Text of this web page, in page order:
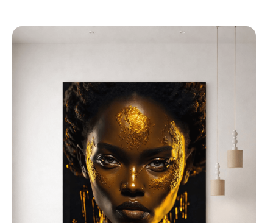
Szklane obrazy najlepiej
umieścić w centralnym
punkcie pomieszczenia,
takim jak salon, jadalnia lub
biuro, aby pełniły rolę nie
tylko dekoracyjną, ale także
artystyczną. Nowoczesne
obrazy na szkle do
salonu będą interesującym